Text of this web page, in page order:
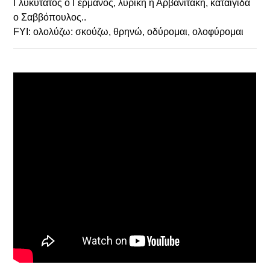
Γλυκύτατος ο Γερμανός, λυρική η Αρβανιτάκη, καταιγίδα
ο Σαββόπουλος..
FYI: ολολύζω: σκούζω, θρηνώ, οδύρομαι, ολοφύρομαι